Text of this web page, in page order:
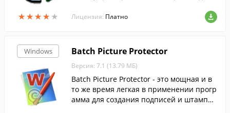
★★★★ ★
★★★★ ★
гинальным цветом фона.
Лицензия: Платно
Windows Batch Picture Protector
Версия: 7.1 (13.79 МБ)
Batch Picture Protector - это мощная и в
то же время легкая в применении прогр
амма для создания подписей и штампо